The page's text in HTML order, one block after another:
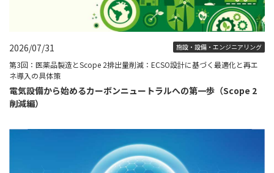
2026/07/31 施設・設備・エンジニアリング
第3回：医薬品製造とScope 2排出量削減：ECSO設計に基づく最適化と再エ
ネ導入の具体策
電気設備から始めるカーボンニュートラルへの第一歩（Scope 2
削減編）